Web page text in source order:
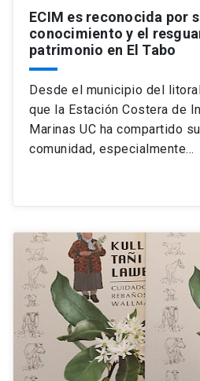
ECIM es reconocida por
conocimiento y el
patrimonio en El Tabo
Desde el municipio del
que la Estación Costera de
Marinas UC ha compartido
comunidad, especialmente…